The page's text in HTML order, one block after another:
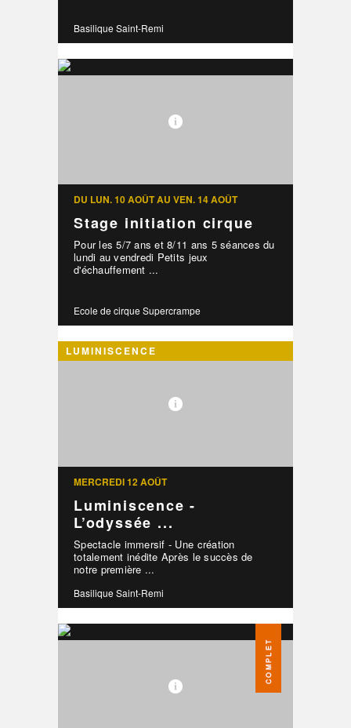
Basilique Saint-Remi
DU LUN. 10 AOÛT AU VEN. 14 AOÛT
Stage initiation cirque
Pour les 5/7 ans et 8/11 ans 5 séances du
lundi au vendredi Petits jeux
d'échauffement ...
Ecole de cirque Supercrampe
LUMINISCENCE
MERCREDI 12 AOÛT
Luminiscence -
L’odyssée ...
Spectacle immersif - Une création
totalement inédite Après le succès de
notre première ...
Basilique Saint-Remi